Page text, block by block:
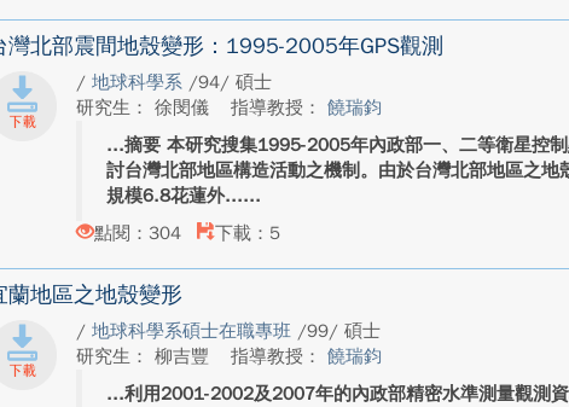
灣北部震間地殼變形：1995-2005年GPS觀測
/地球科學系 /94/ 碩士
研究生： 徐閔儀
指導教授：饒瑞鈞
摘要 本研究搜集1995-2005年內政部一、二等衛星控
討台灣北部地區構造活動之機制。由於台灣北部地區之
規模6.8花蓮外...
點閱：304
下載：5
蘭地區之地殼變形
/地球科學系碩士在職專班 /99/ 碩士
研究生： 柳吉豐
指導教授：饒瑞鈞
利用2001-2002及2007年的內政部精密水準測量觀測